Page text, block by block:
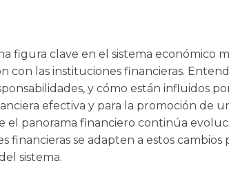
figura clave en el sistema económico
las instituciones financieras.
y cómo están influidos
efectiva y para la promoción de
el panorama financiero continúa
financieras se adapten a estos cambios
sistema.